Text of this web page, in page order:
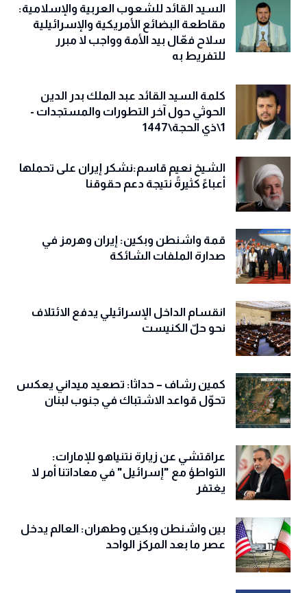
السيد القائد للشعوب العربية والإسلامية:
مقاطعة البضائع الأمريكية والإسرائيلية
سلاح فعّال بيد الأمة وواجب لا مبرر
للتفريط به
كلمة السيد القائد عبد الملك بدر الدين
الحوثي حول آخر التطورات والمستجدات -
1\ذي الحجة\1447
الشيخ نعيم قاسم:نشكر إيران على تحملها
أعباءً كثيرةً نتيجة دعم حقوقنا
قمة واشنطن وبكين: إيران وهرمز في
صدارة الملفات الشائكة
انقسام الداخل الإسرائيلي يدفع الائتلاف
نحو حلّ الكنيست
كمين رشاف – حداثا: تصعيد ميداني يعكس
تحوّل قواعد الاشتباك في جنوب لبنان
عراقتشي عن زيارة نتنياهو للإمارات:
التواطؤ مع "إسرائيل" في معاداتنا أمر لا
يغتفر
بين واشنطن وبكين وطهران: العالم يدخل
عصر ما بعد المركز الواحد